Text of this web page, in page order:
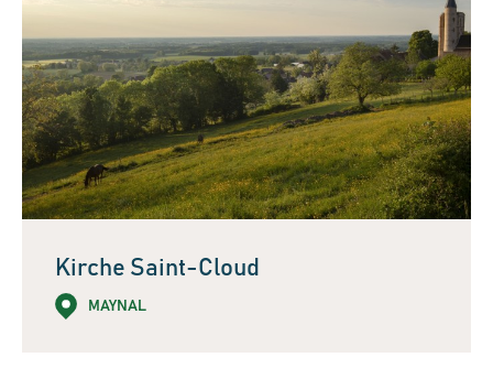
Kirche Saint-Cloud
MAYNAL